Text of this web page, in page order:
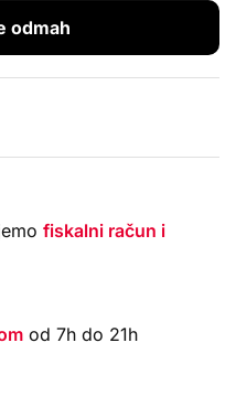
odmah
fiskalni račun i
od 7h do 21h